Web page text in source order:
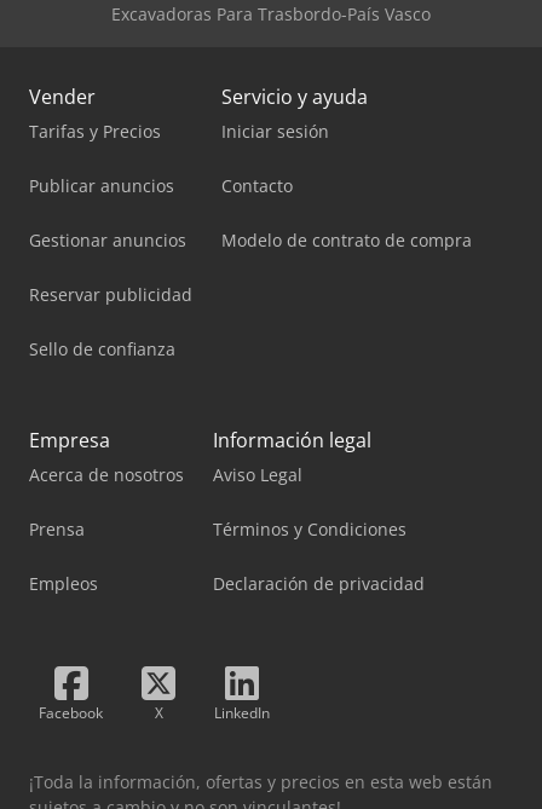
Excavadoras Para Trasbordo-País Vasco
Vender
Tarifas y Precios
Publicar anuncios
Gestionar anuncios
Reservar publicidad
Sello de confianza
Servicio y ayuda
Iniciar sesión
Contacto
Modelo de contrato de compra
Empresa
Acerca de nosotros
Prensa
Empleos
Información legal
Aviso Legal
Términos y Condiciones
Declaración de privacidad
Facebook X LinkedIn
¡Toda la información, ofertas y precios en esta web están